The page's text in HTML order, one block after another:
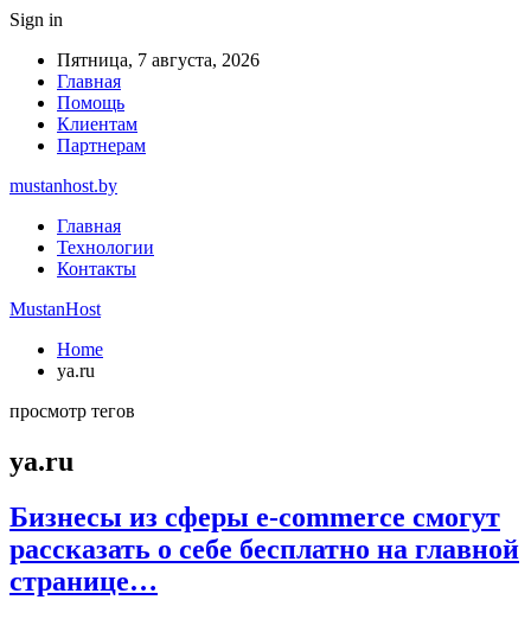
Sign in
Пятница, 7 августа, 2026
Главная
Помощь
Клиентам
Партнерам
mustanhost.by
Главная
Технологии
Контакты
MustanHost
Home
ya.ru
просмотр тегов
ya.ru
Бизнесы из сферы e-commerce смогут
рассказать о себе бесплатно на главной
странице…